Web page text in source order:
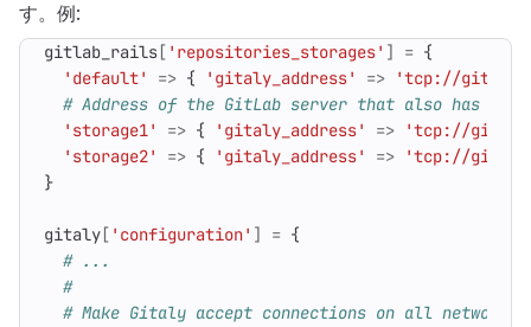
す。例:
gitlab_rails[ 'repositories_storages' ] = {
'default'
=> { 'gitaly_address' =>
'tcp://
# Address of the GitLab server that also has
'storage1'
=> { 'gitaly_address' =>
'tcp://
'storage2'
=> { 'gitaly_address' =>
'tcp://
}
gitaly[ 'configuration' ] = {
# ...
#
# Make Gitaly accept connections on all network